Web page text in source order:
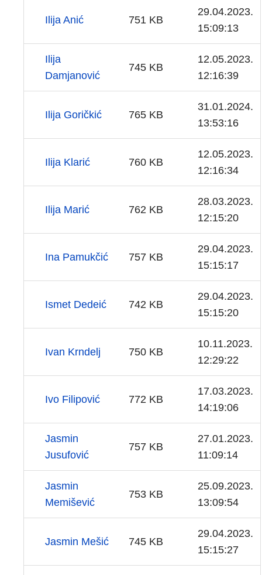
Ilija Anić 751 KB
29.04.2023.
15:09:13
Ilija
Damjanović
745 KB
12.05.2023.
12:16:39
Ilija Goričkić 765 KB
31.01.2024.
13:53:16
Ilija Klarić 760 KB
12.05.2023.
12:16:34
Ilija Marić 762 KB
28.03.2023.
12:15:20
Ina Pamukčić 757 KB
29.04.2023.
15:15:17
Ismet Dedeić 742 KB
29.04.2023.
15:15:20
Ivan Krndelj 750 KB
10.11.2023.
12:29:22
Ivo Filipović 772 KB
17.03.2023.
14:19:06
Jasmin
Jusufović
757 KB
27.01.2023.
11:09:14
Jasmin
Memišević
753 KB
25.09.2023.
13:09:54
Jasmin Mešić 745 KB
29.04.2023.
15:15:27